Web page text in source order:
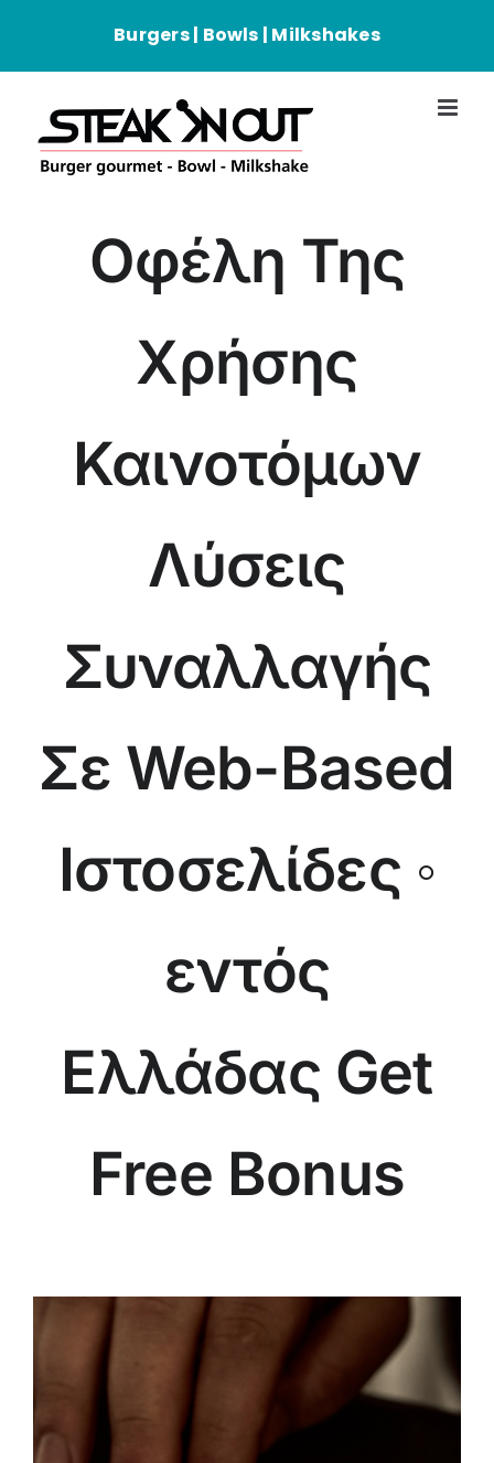
contenu
Burgers | Bowls | Milkshakes
Οφέλη Της
Χρήσης
Καινοτόμων
Λύσεις
Συναλλαγής
Σε Web-Based
Ιστοσελίδες ◦
εντός
Ελλάδας Get
Free Bonus